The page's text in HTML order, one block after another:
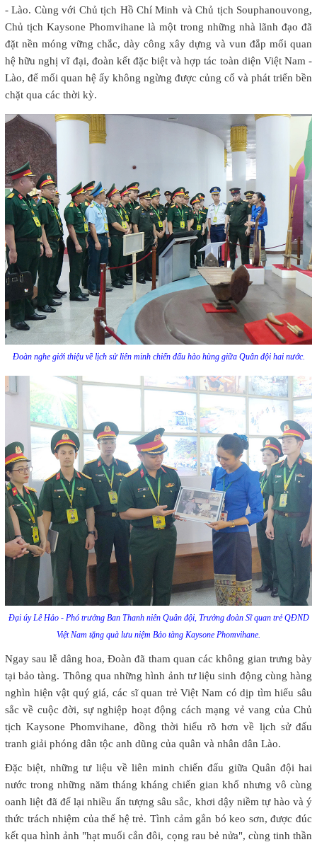
- Lào. Cùng với Chủ tịch Hồ Chí Minh và Chủ tịch Souphanouvong,
Chủ tịch Kaysone Phomvihane là một trong những nhà lãnh đạo đã
đặt nền móng vững chắc, dày công xây dựng và vun đắp mối quan
hệ hữu nghị vĩ đại, đoàn kết đặc biệt và hợp tác toàn diện Việt Nam -
Lào, để mối quan hệ ấy không ngừng được củng cố và phát triển bền
chặt qua các thời kỳ.
Đoàn nghe giới thiệu về lịch sử liên minh chiến đấu hào hùng giữa Quân đội hai nước.
Đại úy Lê Hảo - Phó trưởng Ban Thanh niên Quân đội, Trưởng đoàn Sĩ quan trẻ QĐND
Việt Nam tặng quà lưu niệm Bảo tàng Kaysone Phomvihane.
Ngay sau lễ dâng hoa, Đoàn đã tham quan các không gian trưng bày
tại bảo tàng. Thông qua những hình ảnh tư liệu sinh động cùng hàng
nghìn hiện vật quý giá, các sĩ quan trẻ Việt Nam có dịp tìm hiểu sâu
sắc về cuộc đời, sự nghiệp hoạt động cách mạng vẻ vang của Chủ
tịch Kaysone Phomvihane, đồng thời hiểu rõ hơn về lịch sử đấu
tranh giải phóng dân tộc anh dũng của quân và nhân dân Lào.
Đặc biệt, những tư liệu về liên minh chiến đấu giữa Quân đội hai
nước trong những năm tháng kháng chiến gian khổ nhưng vô cùng
oanh liệt đã để lại nhiều ấn tượng sâu sắc, khơi dậy niềm tự hào và ý
thức trách nhiệm của thế hệ trẻ. Tình cảm gắn bó keo sơn, được đúc
kết qua hình ảnh "hạt muối cắn đôi, cọng rau bẻ nửa", cùng tinh thần